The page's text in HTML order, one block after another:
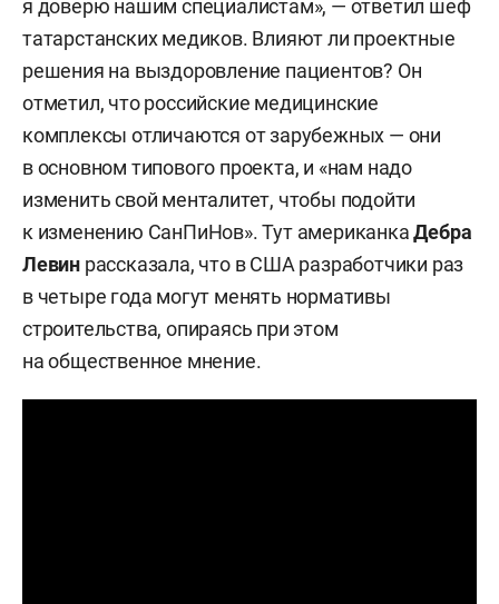
я доверю нашим специалистам», — ответил шеф
татарстанских медиков. Влияют ли проектные
решения на выздоровление пациентов? Он
отметил, что российские медицинские
комплексы отличаются от зарубежных — они
в основном типового проекта, и «нам надо
изменить свой менталитет, чтобы подойти
к изменению СанПиНов». Тут американкаДебра
Левин рассказала, что в США разработчики раз
в четыре года могут менять нормативы
строительства, опираясь при этом
на общественное мнение.